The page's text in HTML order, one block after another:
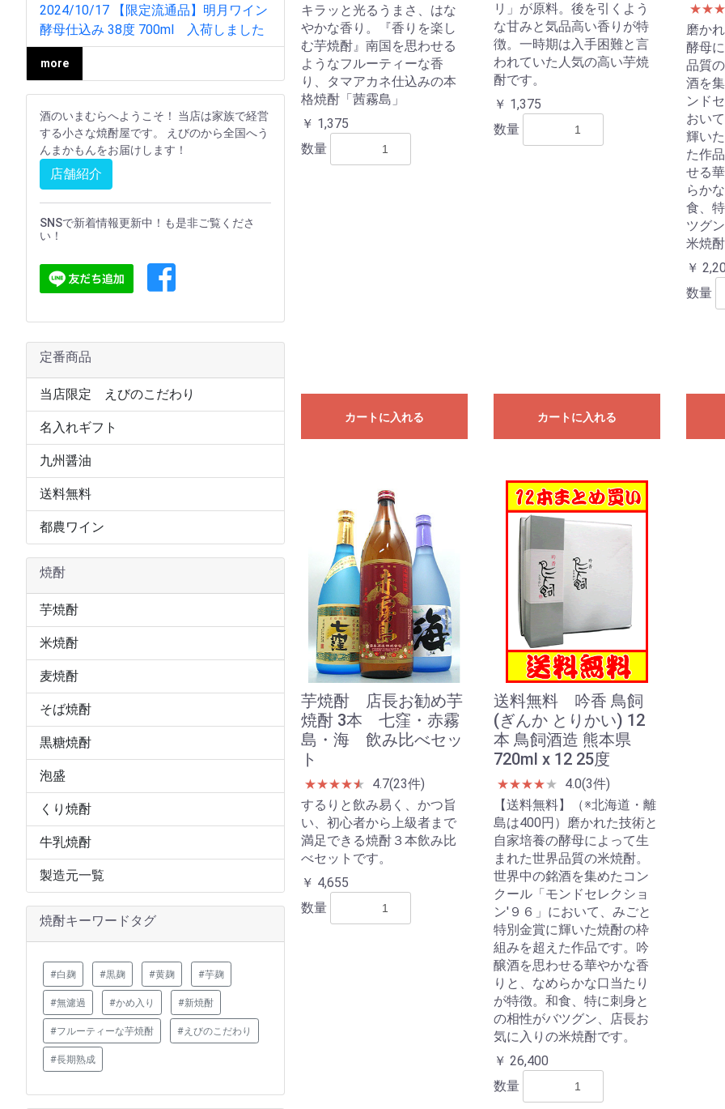
2024/10/17 【限定流通品】明月ワイン
酵母仕込み 38度 700ml 入荷しました
more
酒のいまむらへようこそ！ 当店は家族で経営
する小さな焼酎屋です。 えびのから全国へう
んまかもんをお届けします！
店舗紹介
SNSで新着情報更新中！も是非ご覧くださ
い！
定番商品
当店限定 えびのこだわり
名入れギフト
九州醤油
送料無料
都農ワイン
焼酎
芋焼酎
米焼酎
麦焼酎
そば焼酎
黒糖焼酎
泡盛
くり焼酎
牛乳焼酎
製造元一覧
焼酎キーワードタグ
#白麹 #黒麹 #黄麹 #芋麹
#無濾過 #かめ入り #新焼酎
#フルーティーな芋焼酎 #えびのこだわり
#長期熟成
キラッと光るうまさ、はな
やかな香り。『香りを楽し
む芋焼酎』南国を思わせる
ようなフルーティーな香
り、タマアカネ仕込みの本
格焼酎「茜霧島」
￥ 1,375
数量
カートに入れる
リ」が原料。後を引くよう
な甘みと気品高い香りが特
徴。一時期は入手困難と言
われていた人気の高い芋焼
酎です。
￥ 1,375
数量
カートに入れる
★★★
磨か
酵母
品質
酒を
ンド
おい
輝い
た作
せる
らか
食、
ツグ
米焼酎
￥
数量
芋焼酎 店長お勧め芋
焼酎 3本 七窪・赤霧
島・海 飲み比べセッ
ト
★★★★★
★
4.7(23件)
するりと飲み易く、かつ旨
い、初心者から上級者まで
満足できる焼酎３本飲み比
べセットです。
￥ 4,655
数量
送料無料 吟香 鳥飼
(ぎんか とりかい) 12
本 鳥飼酒造 熊本県
720ml x 12 25度
★★★★★
4.0(3件)
【送料無料】（※北海道・離
島は400円）磨かれた技術と
自家培養の酵母によって生
まれた世界品質の米焼酎。
世界中の銘酒を集めたコン
クール「モンドセレクショ
ン'９６」において、みごと
特別金賞に輝いた焼酎の枠
組みを超えた作品です。吟
醸酒を思わせる華やかな香
りと、なめらかな口当たり
が特徴。和食、特に刺身と
の相性がバツグン、店長お
気に入りの米焼酎です。
￥ 26,400
数量